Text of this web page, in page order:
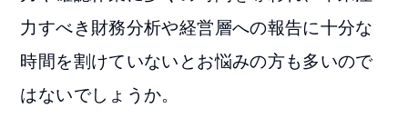
力すべき財務分析や経営層への報告に十分な
時間を割けていないとお悩みの方も多いので
はないでしょうか。